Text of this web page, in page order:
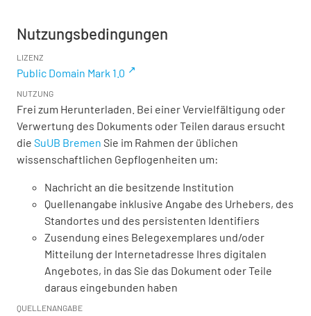
Nutzungsbedingungen
LIZENZ
Public Domain Mark 1.0
NUTZUNG
Frei zum Herunterladen. Bei einer Vervielfältigung oder
Verwertung des Dokuments oder Teilen daraus ersucht
die SuUB Bremen Sie im Rahmen der üblichen
wissenschaftlichen Gepflogenheiten um:
Nachricht an die besitzende Institution
Quellenangabe inklusive Angabe des Urhebers, des
Standortes und des persistenten Identifiers
Zusendung eines Belegexemplares und/oder
Mitteilung der Internetadresse Ihres digitalen
Angebotes, in das Sie das Dokument oder Teile
daraus eingebunden haben
QUELLENANGABE